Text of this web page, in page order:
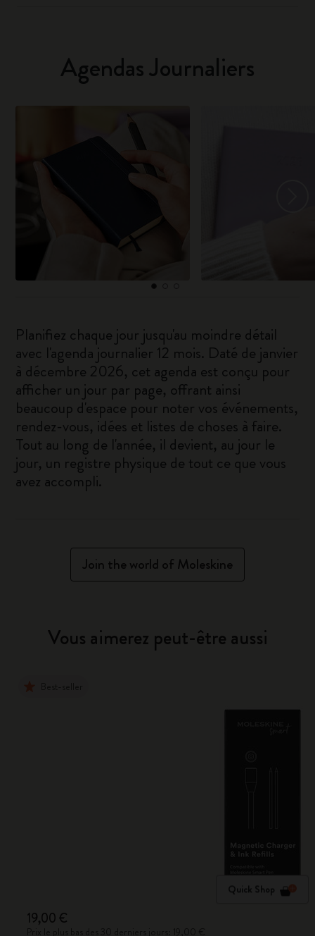
Agendas Journaliers
Planifiez chaque jour jusqu'au moindre détail
avec l'agenda journalier 12 mois. Daté de janvier
à décembre 2026, cet agenda est conçu pour
afficher un jour par page, offrant ainsi
beaucoup d'espace pour noter vos événements,
rendez-vous, idées et listes de choses à faire.
Tout au long de l'année, il devient, au jour le
jour, un registre physique de tout ce que vous
avez accompli.
Join the world of Moleskine
Vous aimerez peut-être aussi
Quick Shop
19,00 €